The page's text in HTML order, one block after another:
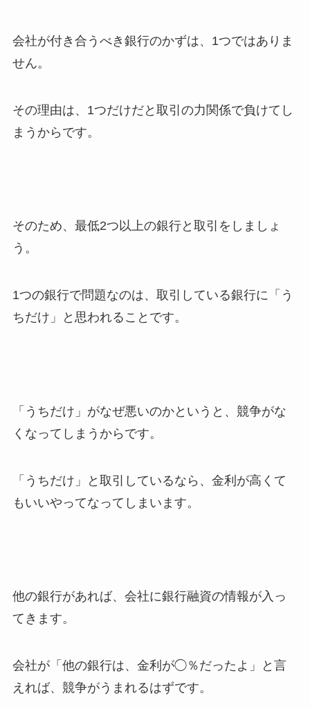
会社が付き合うべき銀行のかずは、1つではありま
せん。
その理由は、1つだけだと取引の力関係で負けてし
まうからです。
そのため、最低2つ以上の銀行と取引をしましょ
う。
1つの銀行で問題なのは、取引している銀行に「う
ちだけ」と思われることです。
「うちだけ」がなぜ悪いのかというと、競争がな
くなってしまうからです。
「うちだけ」と取引しているなら、金利が高くて
もいいやってなってしまいます。
他の銀行があれば、会社に銀行融資の情報が入っ
てきます。
会社が「他の銀行は、金利が◯％だったよ」と言
えれば、競争がうまれるはずです。